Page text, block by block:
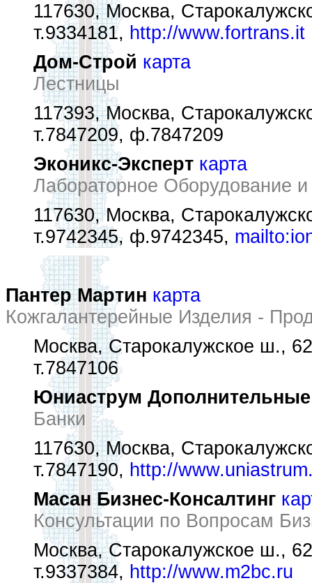
117630, Москва,
т.9334181, http://www.fortrans.it
Дом-Строй карта
Лестницы
117393, Москва,
т.7847209, ф.7847209
Эконикс-Эксперт карта
Лабораторное Оборудование
117630, Москва,
т.9742345, ф.9742345,
Пантер Мартин карта
Кожгалантерейные Изделия -
Москва, Старокалужское ш.,
т.7847106
Юниаструм
Банки
117630, Москва,
т.7847190, http://
Масан Бизнес-Консалтинг
Консультации по Вопросам
Москва, Старокалужское ш.,
т.9337384, http://www.m2bc.ru